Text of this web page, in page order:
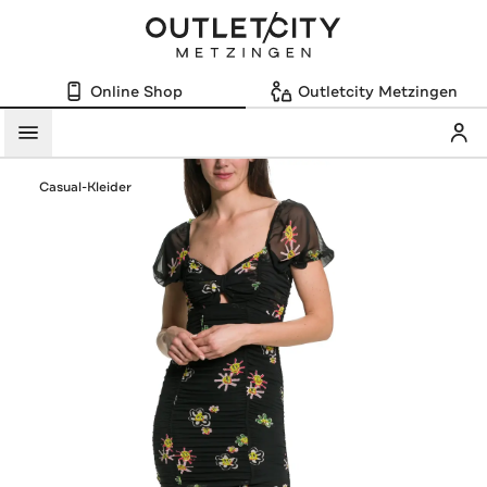
Online Shop Outletcity Metzingen
Menü
Casual-Kleider